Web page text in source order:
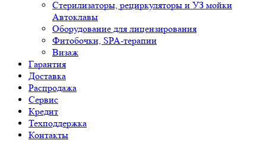
Стерилизаторы, рециркуляторы и УЗ мойки
Автоклавы
Оборудование для лицензирования
Фитобочки, SPA-терапии
Визаж
Гарантия
Доставка
Распродажа
Сервис
Кредит
Техподдержка
Контакты